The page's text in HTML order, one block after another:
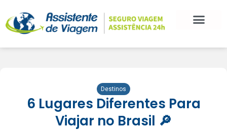
Destinos
6 Lugares Diferentes Para
Viajar no Brasil 🔎